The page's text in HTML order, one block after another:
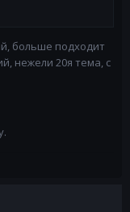
больше подходит
нежели 20я тема, с